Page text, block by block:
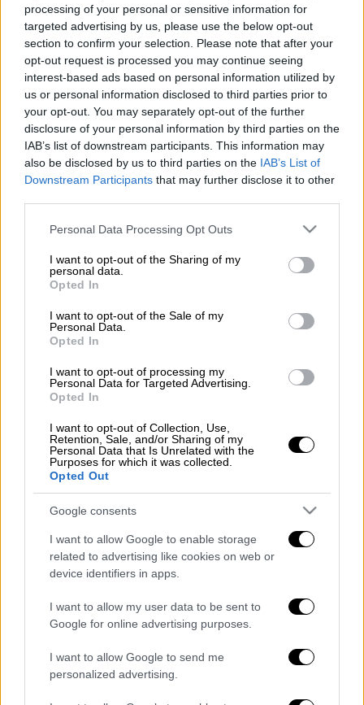
processing of your personal or sensitive information for
targeted advertising by us, please use the below opt-out
section to confirm your selection. Please note that after your
opt-out request is processed you may continue seeing
interest-based ads based on personal information utilized by
us or personal information disclosed to third parties prior to
your opt-out. You may separately opt-out of the further
disclosure of your personal information by third parties on the
IAB’s list of downstream participants. This information may
also be disclosed by us to third parties on the IAB’s List of
Downstream Participants that may further disclose it to other
Please note that this website/app uses one or more Google
not limited to your visit or usage behaviour. You may click to
grant or deny consent to Google and its third-party tags to
use your data for below specified purposes in below Google
consent section.
Personal Data Processing Opt Outs
I want to opt-out of the Sharing of my
personal data.
Opted In
I want to opt-out of the Sale of my
Personal Data.
Opted In
I want to opt-out of processing my
Personal Data for Targeted Advertising.
Opted In
I want to opt-out of Collection, Use,
Retention, Sale, and/or Sharing of my
Personal Data that Is Unrelated with the
Purposes for which it was collected.
Opted Out
Google consents
I want to allow Google to enable storage
related to advertising like cookies on web or
device identifiers in apps.
I want to allow my user data to be sent to
Google for online advertising purposes.
I want to allow Google to send me
personalized advertising.
ΗΜαρία Κανελλοπούλου και ο Τόλης
Παπαδημητρίου θα κάνουν προσεχώς δύο
εντυπωσιακά γκεστ στην επιτυχημένη σειρά
του Alpha «Μην αρχίζεις τη μουρμούρα».
Στο επεισόδιο που θα προβληθεί την
Τετάρτη 13 Νοεμβρίου η Μαρία
Κανελλοπούλου ως Αμαλία εισβάλει ξανά
στο σπίτι του νεαρού ζευγαριού, έχοντας
«σοβαρές» υποψίες ότι η Βέλη απατάει τον
υποδύεται ο Τόλης Παπαδημητρίου).
Κατά τα άλλα στο συγκεκριμένο επεισόδιο
το στόρι μεταξύ των αγαπημένων μας
ζευγαριών εξελίσσεται ως εξής:
Ο Ηλίας και η Καίτη έχουν λιώσει
κυριολεκτικά στο πάνω – κάτω, με τις
σκάλες. Μήπως αυτό τους βάλει σε σκέψεις
πώς να μικρύνουν τις αποστάσεις μεταξύ
τους;
Η Βούλα αποφασίζει να υποκύψει στο
μπότοξ και ο Μηνάς κάνει ό,τι μπορεί για να
την αποτρέψει…
Η Ξένια κλείνει τα 40 και έχει υπαρξιακές
αναζητήσεις. Ο Μπάμπης δεν μπορεί να τα
καταλάβει όλα αυτά, μέχρι που…